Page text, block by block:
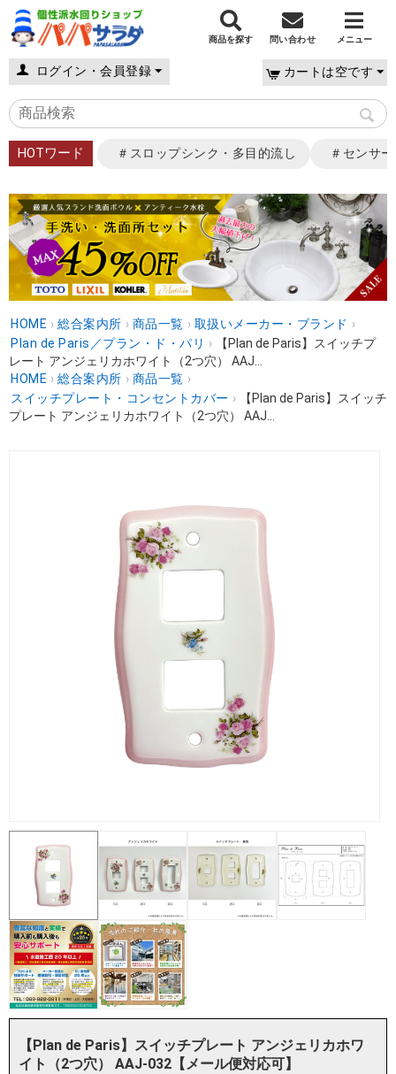
商品を探す 問い合わせ メニュー
ログイン・会員登録 カートは空です
HOTワード ＃スロップシンク・多目的流し ＃センサ
HOME › 総合案内所 › 商品一覧 › 取扱いメーカー・ブランド ›
Plan de Paris／プラン・ド・パリ ›
【Plan de Paris】スイッチプ
レート アンジェリカホワイト（2つ穴） AAJ...
HOME › 総合案内所 › 商品一覧 ›
スイッチプレート・コンセントカバー ›
【Plan de Paris】スイッチ
プレート アンジェリカホワイト（2つ穴） AAJ...
【Plan de Paris】スイッチプレート アンジェリカホワ
イト（2つ穴） AAJ-032【メール便対応可】